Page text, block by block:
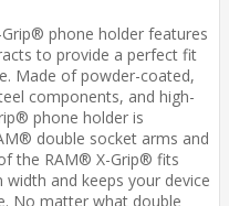
phone holder features
to provide a perfect fit
Made of powder-coated,
components, and high-
phone holder is
double socket arms and
the RAM® X-Grip® fits
and keeps your device
No matter what double